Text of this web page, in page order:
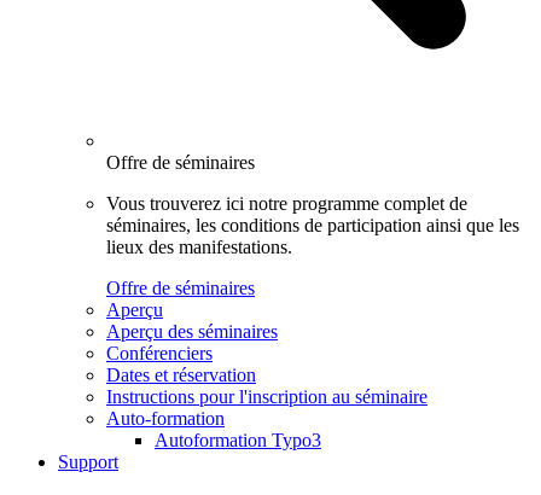
Offre de séminaires
Vous trouverez ici notre programme complet de
séminaires, les conditions de participation ainsi que les
lieux des manifestations.
Offre de séminaires
Aperçu
Aperçu des séminaires
Conférenciers
Dates et réservation
Instructions pour l'inscription au séminaire
Auto-formation
Autoformation Typo3
Support